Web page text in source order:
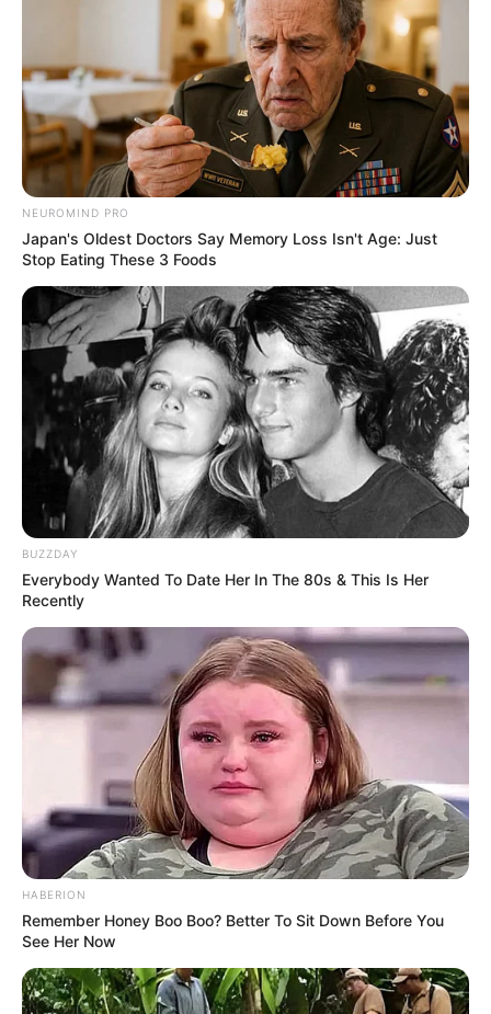
Email address:
Όλα τα κείμενα και οι εικόνες είναι πνευματική ιδιοκτησία του
ΝΙΚΟΛΑΟΣ ΑΝΑΞΙΜΑΝΔΡΟΣ. Aπαγορεύεται η αναπαραγωγή, η
αναδημοσίευση και η τροποποίησή τους χωρίς προηγούμενη
γραπτή άδεια του δημιουργού τους. Με επιφύλαξη κάθε νόμιμου
δικαιώματος. Διαβάστε την
αποδέχεστε. Ο ιστότοπος διατηρεί το δικαίωμα να τροποποιήσει
τους όρους χρήσης.
Επικοινωνήστε μαζί μας: nikolaosgeor@gmail.com
@2022 - nikolaosanaximandros.gr. All Right Reserved. Designed and
NEUROMIND PRO
Japan's Oldest Doctors Say Memory Loss Isn't Age: Just
Stop Eating These 3 Foods
BUZZDAY
Everybody Wanted To Date Her In The 80s & This Is Her
Recently
HABERION
Remember Honey Boo Boo? Better To Sit Down Before You
See Her Now